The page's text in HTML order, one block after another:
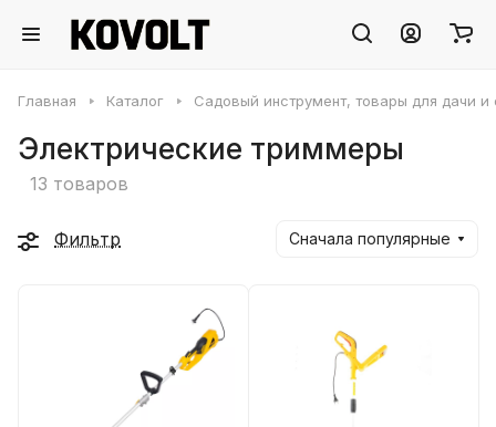
Главная Каталог Садовый инструмент, товары для дачи и
Электрические триммеры
13 товаров
Фильтр Сначала популярные